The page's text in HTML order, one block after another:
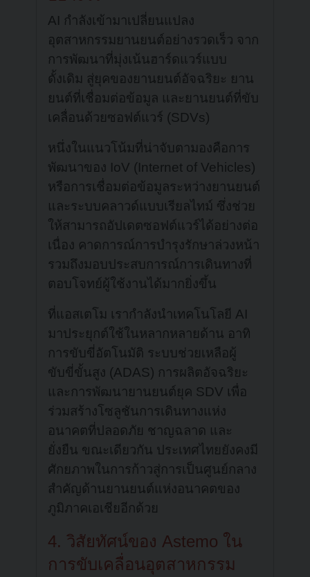
AI กำลังเข้ามาเปลี่ยนแปลง
อุตสาหกรรมยานยนต์อย่างรวดเร็ว จาก
การพัฒนาที่มุ่งเน้นฮาร์ดแวร์แบบ
ดั้งเดิม สู่ยุคของยานยนต์อัจฉริยะ ยาน
ยนต์ที่เชื่อมต่อข้อมูล และยานยนต์ที่ขับ
เคลื่อนด้วยซอฟต์แวร์ (SDVs)
หนึ่งในแนวโน้มที่น่าจับตามองคือการ
พัฒนาของ IoV (Internet of Vehicles)
หรือการเชื่อมต่อข้อมูลระหว่างยานยนต์
และระบบคลาวด์แบบเรียลไทม์ ซึ่งช่วย
ให้สามารถอัปเดตซอฟต์แวร์ได้อย่างต่อ
เนื่อง คาดการณ์การบำรุงรักษาล่วงหน้า
รวมถึงมอบประสบการณ์การเดินทางที่
ตอบโจทย์ผู้ใช้งานได้มากยิ่งขึ้น
ที่แอสเตโม เรากำลังนำเทคโนโลยี AI
มาประยุกต์ใช้ในหลากหลายด้าน อาทิ
การขับขี่อัตโนมัติ ระบบช่วยเหลือผู้
ขับขี่ขั้นสูง (ADAS) การผลิตอัจฉริยะ
และการพัฒนายานยนต์ยุค SDV เพื่อ
ร่วมสร้างโซลูชันการเดินทางแห่ง
อนาคตที่ปลอดภัย ชาญฉลาด และ
ยั่งยืน ขณะเดียวกัน ประเทศไทยยังคงมี
ศักยภาพในการก้าวสู่การเป็นศูนย์กลาง
สำคัญด้านยานยนต์แห่งอนาคตของ
ภูมิภาคเอเชียอีกด้วย
4. วิสัยทัศน์ของ Astemo ใน
การขับเคลื่อนอุตสาหกรรม